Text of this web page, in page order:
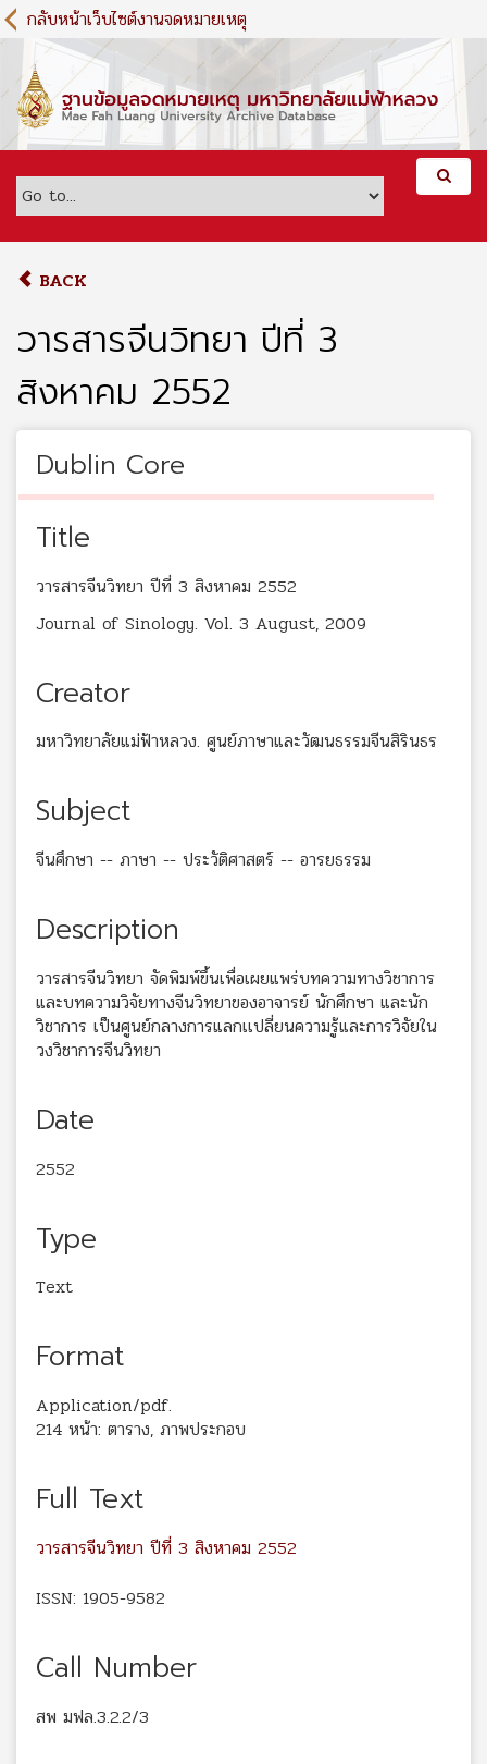
S
k
m
c
กลับหน้าเว็บไซต์งานจดหมายเหตุ
BACK
วารสารจีนวิทยา ปีที่ 3
สิงหาคม 2552
Dublin Core
Title
วารสารจีนวิทยา ปีที่ 3 สิงหาคม 2552
Journal of Sinology. Vol. 3 August, 2009
Creator
มหาวิทยาลัยแม่ฟ้าหลวง. ศูนย์ภาษาและวัฒนธรรมจีนสิรินธร
Subject
จีนศึกษา -- ภาษา -- ประวัติศาสตร์ -- อารยธรรม
Description
วารสารจีนวิทยา จัดพิมพ์ขึ้นเพื่อเผยแพร่บทความทางวิชาการ
และบทความวิจัยทางจีนวิทยาของอาจารย์ นักศึกษา และนัก
วิชาการ เป็นศูนย์กลางการแลกเเปลี่ยนความรู้และการวิจัยใน
วงวิชาการจีนวิทยา
Date
2552
Type
Text
Format
Application/pdf.
214 หน้า: ตาราง, ภาพประกอบ
Full Text
วารสารจีนวิทยา ปีที่ 3 สิงหาคม 2552
ISSN: 1905-9582
Call Number
สพ มฟล.3.2.2/3